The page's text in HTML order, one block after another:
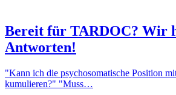
Bereit für TARDOC? Wir
Antworten!
"Kann ich die psychosomatische Position
kumulieren?" "Muss…